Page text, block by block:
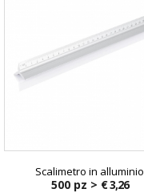
Scalimetro in alluminio
500 pz > € 3,26